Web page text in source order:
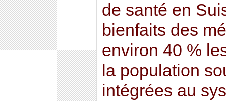
de santé en
bienfaits des
environ 40 %
la population
intégrées au